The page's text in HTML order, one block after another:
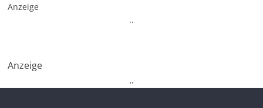
Anzeige
..
Anzeige
..